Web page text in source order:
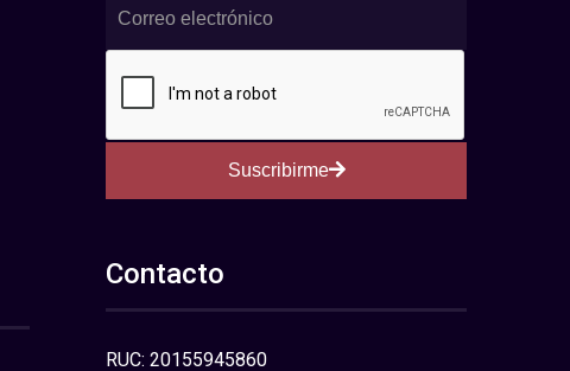
Suscribirme
Contacto
RUC: 20155945860